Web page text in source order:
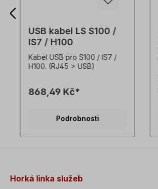
USB kabel LS S100 /
IS7 / H100
Kabel USB pro S100 / IS7 /
H100. (RJ45 > USB)
868,49 Kč*
Podrobnosti
Horká linka služeb